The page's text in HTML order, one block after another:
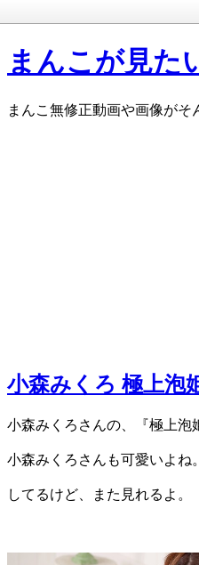
まんこが見た
まんこ無修正動画や画像が
小森みくろ 極上泡
小森みくろさんの、『極上泡
小森みくろさんも可愛いよね
してるけど、また見れるよ。